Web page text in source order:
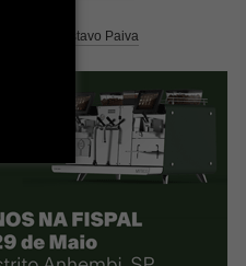
por Gustavo Paiva